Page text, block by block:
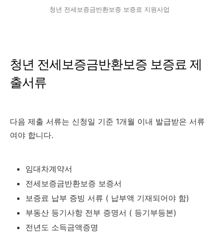
청년 전세보증금반환보증 보증료 지원사업
청년 전세보증금반환보증 보증료 제
출서류
다음 제출 서류는 신청일 기준 1개월 이내 발급받은 서류
여야 합니다.
임대차계약서
전세보증금반환보증 보증서
보증료 납부 증빙 서류 ( 납부액 기재되어야 함)
부동산 등기사항 전부 증명서 ( 등기부등본)
전년도 소득금액증명